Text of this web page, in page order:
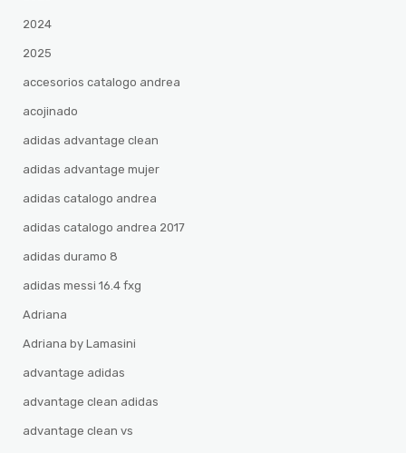
2024
2025
accesorios catalogo andrea
acojinado
adidas advantage clean
adidas advantage mujer
adidas catalogo andrea
adidas catalogo andrea 2017
adidas duramo 8
adidas messi 16.4 fxg
Adriana
Adriana by Lamasini
advantage adidas
advantage clean adidas
advantage clean vs